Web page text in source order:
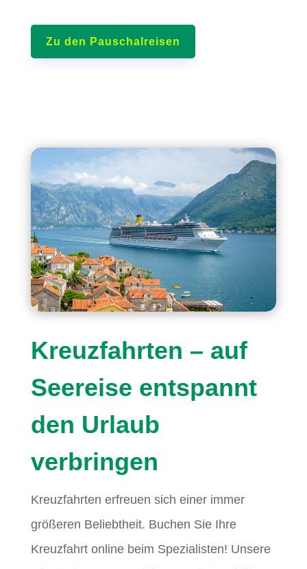
Zu den Pauschalreisen
Kreuzfahrten – auf
Seereise entspannt
den Urlaub
verbringen
Kreuzfahrten erfreuen sich einer immer
größeren Beliebtheit. Buchen Sie Ihre
Kreuzfahrt online beim Spezialisten! Unsere